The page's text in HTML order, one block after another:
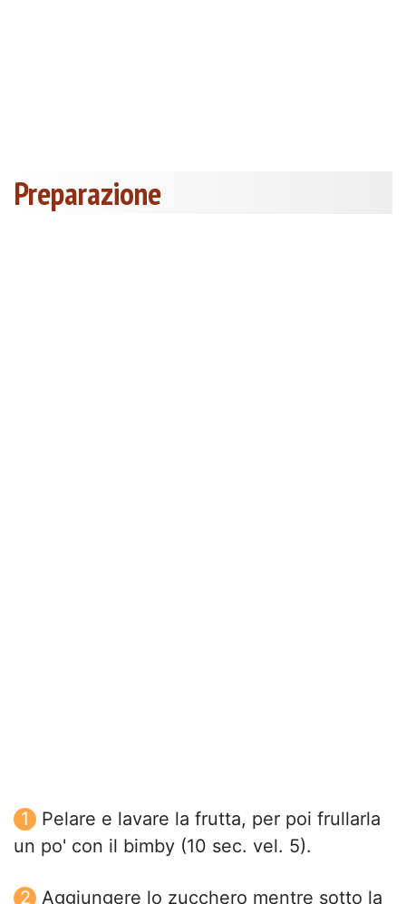
Preparazione
Pelare e lavare la frutta, per poi frullarla
un po' con il bimby (10 sec. vel. 5).
Aggiungere lo zucchero mentre sotto la